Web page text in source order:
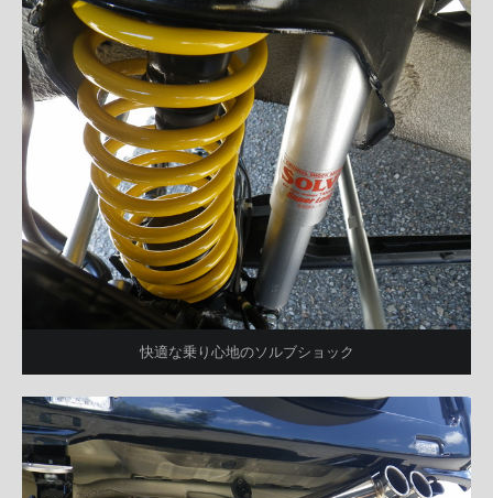
快適な乗り心地のソルブショック